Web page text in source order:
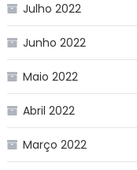
Julho 2022
Junho 2022
Maio 2022
Abril 2022
Março 2022